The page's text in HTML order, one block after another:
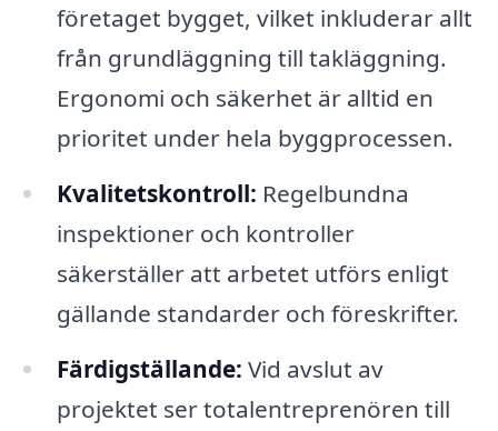
företaget bygget, vilket inkluderar allt
från grundläggning till takläggning.
Ergonomi och säkerhet är alltid en
prioritet under hela byggprocessen.
Kvalitetskontroll: Regelbundna
inspektioner och kontroller
säkerställer att arbetet utförs enligt
gällande standarder och föreskrifter.
Färdigställande: Vid avslut av
projektet ser totalentreprenören till